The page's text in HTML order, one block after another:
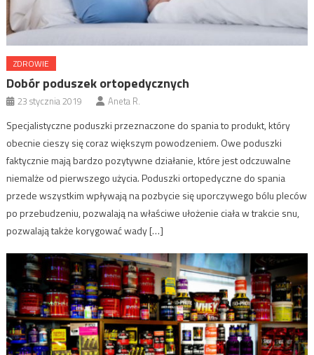
ZDROWIE
Dobór poduszek ortopedycznych
23 stycznia 2019 Aneta R.
Specjalistyczne poduszki przeznaczone do spania to produkt, który
obecnie cieszy się coraz większym powodzeniem. Owe poduszki
faktycznie mają bardzo pozytywne działanie, które jest odczuwalne
niemalże od pierwszego użycia. Poduszki ortopedyczne do spania
przede wszystkim wpływają na pozbycie się uporczywego bólu pleców
po przebudzeniu, pozwalają na właściwe ułożenie ciała w trakcie snu,
pozwalają także korygować wady […]